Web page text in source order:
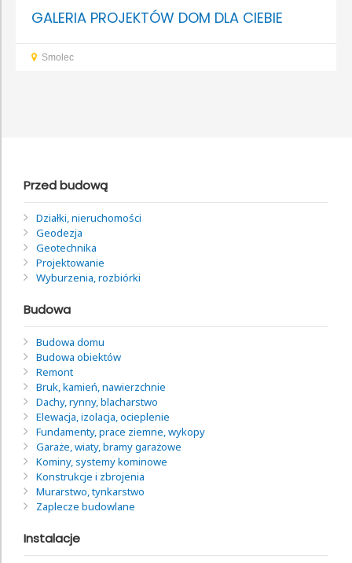
GALERIA PROJEKTÓW DOM DLA CIEBIE
Smolec
Przed budową
Działki, nieruchomości
Geodezja
Geotechnika
Projektowanie
Wyburzenia, rozbiórki
Budowa
Budowa domu
Budowa obiektów
Remont
Bruk, kamień, nawierzchnie
Dachy, rynny, blacharstwo
Elewacja, izolacja, ocieplenie
Fundamenty, prace ziemne, wykopy
Garaże, wiaty, bramy garażowe
Kominy, systemy kominowe
Konstrukcje i zbrojenia
Murarstwo, tynkarstwo
Zaplecze budowlane
Instalacje